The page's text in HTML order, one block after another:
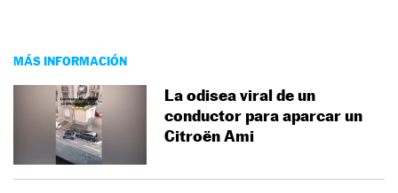
MÁS INFORMACIÓN
La odisea viral de un
conductor para aparcar un
Citroën Ami